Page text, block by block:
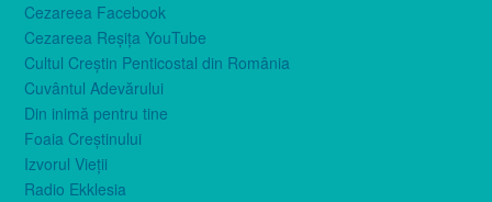
Cezareea Facebook
Cezareea Reşiţa YouTube
Cultul Creştin Penticostal din România
Cuvântul Adevărului
Din inimă pentru tine
Foaia Creştinului
Izvorul Vieţii
Radio Ekklesia